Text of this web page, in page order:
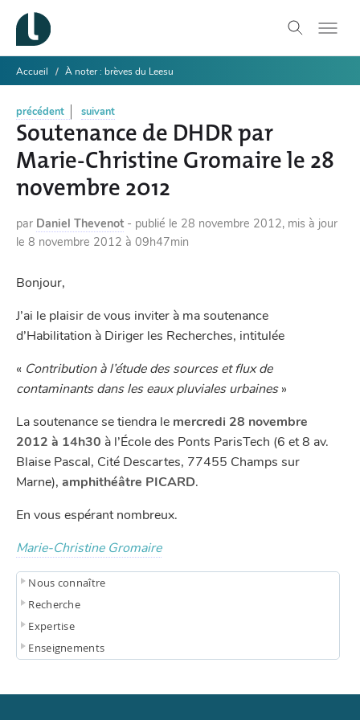
Accueil À noter : brèves du Leesu
précédent suivant
Soutenance de DHDR par
Marie-Christine Gromaire le 28
novembre 2012
par Daniel Thevenot - publié le 28 novembre 2012, mis à jour
le 8 novembre 2012 à 09h47min
Bonjour,
J’ai le plaisir de vous inviter à ma soutenance
d’Habilitation à Diriger les Recherches, intitulée
« Contribution à l’étude des sources et flux de
contaminants dans les eaux pluviales urbaines»
La soutenance se tiendra le mercredi 28 novembre
2012 à 14h30 à l’École des Ponts ParisTech (6 et 8 av.
Blaise Pascal, Cité Descartes, 77455 Champs sur
Marne), amphithéâtre PICARD.
En vous espérant nombreux.
Marie-Christine Gromaire
Nous connaître
Recherche
Expertise
Enseignements